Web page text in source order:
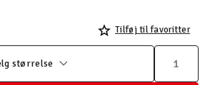
Tilføj til favoritter
størrelse